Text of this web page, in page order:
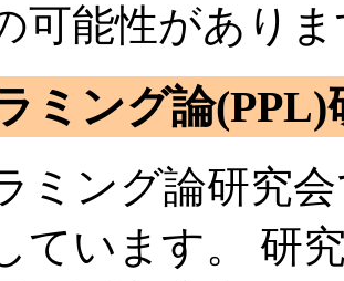
可能性があり
ミング論
ミング論研究
ています。 研